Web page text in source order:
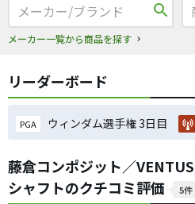
search
メーカー一覧から商品を探す
リーダーボード
PGA ウィンダム選手権 3日目
藤倉コンポジット／
シャフトのクチコミ評価
5件